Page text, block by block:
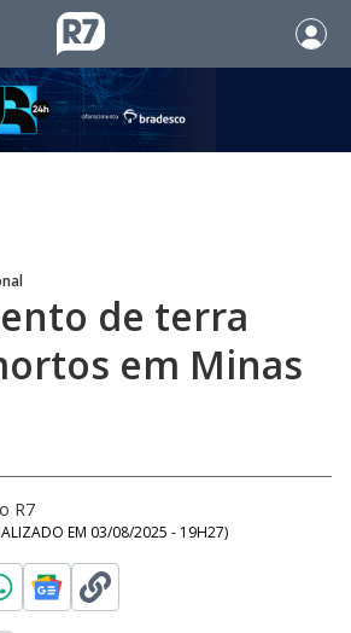
de terra
em Minas
R7
EM 03/08/2025 - 19H27)